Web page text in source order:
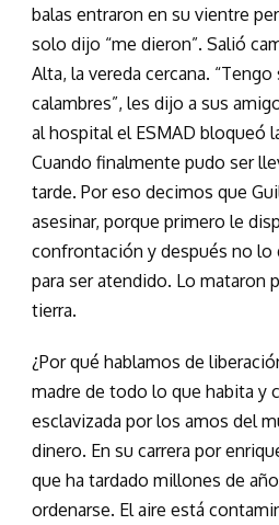
balas entraron en su vientre
solo dijo “me dieron”. Salió
Alta, la vereda cercana.
calambres”, les dijo a sus
al hospital el ESMAD bloqueó
Cuando finalmente pudo ser
tarde. Por eso decimos que
asesinar, porque primero le
confrontación y después no lo
para ser atendido. Lo mataron
tierra.
¿Por qué hablamos de
madre de todo lo que habita y
esclavizada por los amos del
dinero. En su carrera por
que ha tardado millones de
ordenarse. El aire está